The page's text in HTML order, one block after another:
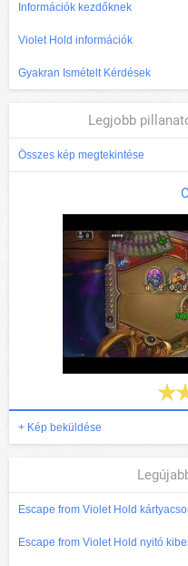
Információk kezdőknek
Violet Hold információk
Gyakran Ismételt Kérdések
Legjobb
Összes kép megtekintése
+ Kép beküldése
Escape from Violet Hold
Escape from Violet Hold nyitó